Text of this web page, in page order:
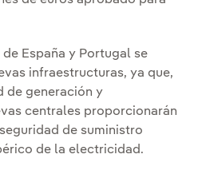
España y Portugal se
infraestructuras, ya que,
de generación y
centrales proporcionarán
de suministro
de la electricidad.